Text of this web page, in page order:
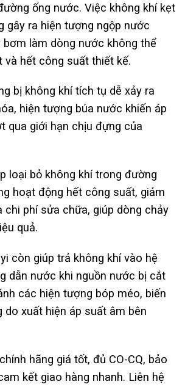
ống nước. Việc không khí kẹt
gây ra hiện tượng ngộp nước
bơm làm dòng nước không thể
và hết công suất thiết kế.
bị không khí tích tụ dễ xảy ra
hiện tượng búa nước khiến áp
qua giới hạn chịu đựng của
loại bỏ không khí trong đường
hoạt động hết công suất, giảm
chi phí sửa chữa, giúp dòng chảy
quả.
còn giúp trả không khí vào hệ
dẫn nước khi nguồn nước bị cắt
các hiện tượng bóp méo, biến
do xuất hiện áp suất âm bên
hãng giá tốt, đủ CO-CQ, bảo
kết giao hàng nhanh. Liên hệ